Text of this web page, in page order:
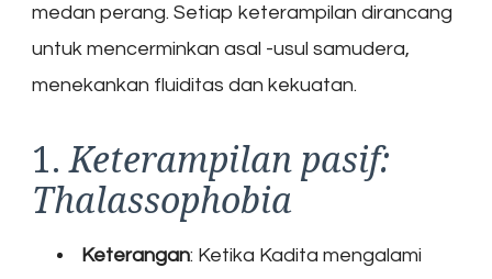
medan perang. Setiap keterampilan dirancang
untuk mencerminkan asal -usul samudera,
menekankan fluiditas dan kekuatan.
1.Keterampilan pasif:
Thalassophobia
Keterangan: Ketika Kadita mengalami